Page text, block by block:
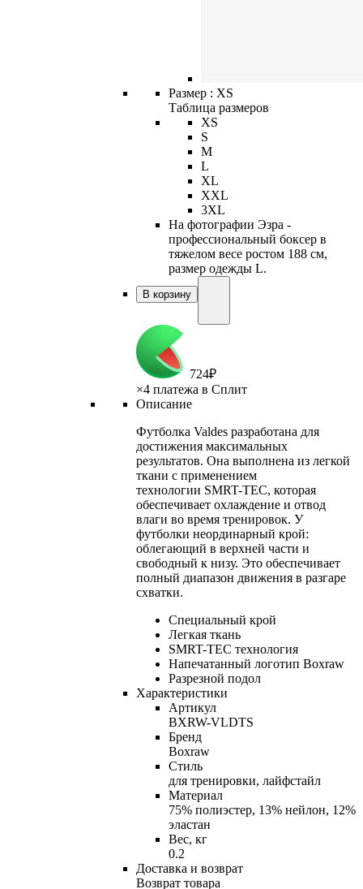
Размер : XS
Таблица размеров
XS
S
M
L
XL
XXL
3XL
На фотографии Эзра -
профессиональный боксер в
тяжелом весе ростом 188 см,
размер одежды L.
В корзину
724₽
×4 платежа в Сплит
Описание
Футболка Valdes разработана для
достижения максимальных
результатов. Она выполнена из легкой
ткани с применением
технологии SMRT-TEC, которая
обеспечивает охлаждение и отвод
влаги во время тренировок. У
футболки неординарный крой:
облегающий в верхней части и
свободный к низу. Это обеспечивает
полный диапазон движения в разгаре
схватки.
Специальный крой
Легкая ткань
SMRT-TEC технология
Напечатанный логотип Boxraw
Разрезной подол
Характеристики
Артикул
BXRW-VLDTS
Бренд
Boxraw
Стиль
для тренировки, лайфстайл
Материал
75% полиэстер, 13% нейлон, 12%
эластан
Вес, кг
0.2
Доставка и возврат
Возврат товара